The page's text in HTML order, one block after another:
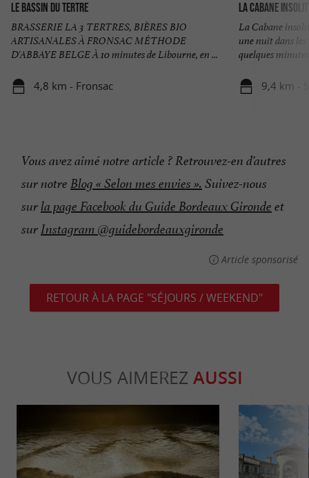
Le Bassin du Tertre
BRASSERIE LA 3 TERTRES, BIÈRES BIO
ARTISANALES À FRONSAC MÉTHODE
D'ABBAYE BELGE À 10 minutes de Libourne, en ...
4,8 km - Fronsac
La Cabane
La Cabane
une nuit dans
quelques
9,4 km -
Vous avez aimé notre article ? Retrouvez-en d’autres
sur notre Blog « Selon mes envies ». Suivez-nous
surla page Facebook du Guide Bordeaux Gironde et
surInstagram @guidebordeauxgironde
Article sponsorisé
RETOUR À LA PAGE "SÉJOURS / WEEKEND"
VOUS AIMEREZ AUSSI